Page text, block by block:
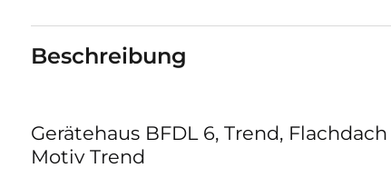
Beschreibung
Gerätehaus BFDL 6, Trend, Flachdach
Motiv Trend